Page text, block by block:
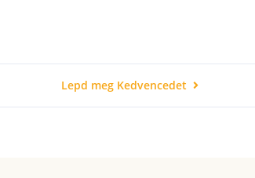
Lepd meg Kedvencedet